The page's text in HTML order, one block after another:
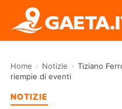
Home › Notizie › Tiziano
riempie di eventi
NOTIZIE